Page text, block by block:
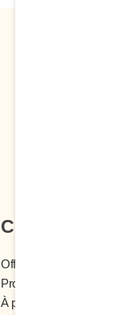
Cora
Offres et concours
Programme fidélité Cora
À propos des restaurants